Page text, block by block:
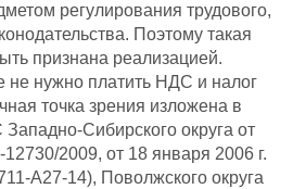
регулирования трудового,
Поэтому такая
признана реализацией.
не нужно платить НДС и налог
точка зрения изложена в
Сибирского округа от
2009, от 18 января 2006 г.
А27-14), Поволжского округа